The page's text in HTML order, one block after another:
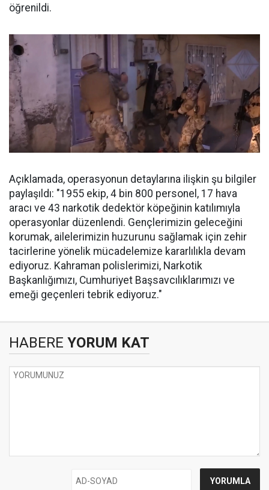
öğrenildi.
Açıklamada, operasyonun detaylarına ilişkin şu bilgiler
paylaşıldı: "1955 ekip, 4 bin 800 personel, 17 hava
aracı ve 43 narkotik dedektör köpeğinin katılımıyla
operasyonlar düzenlendi. Gençlerimizin geleceğini
korumak, ailelerimizin huzurunu sağlamak için zehir
tacirlerine yönelik mücadelemize kararlılıkla devam
ediyoruz. Kahraman polislerimizi, Narkotik
Başkanlığımızı, Cumhuriyet Başsavcılıklarımızı ve
emeği geçenleri tebrik ediyoruz."
HABERE YORUM KAT